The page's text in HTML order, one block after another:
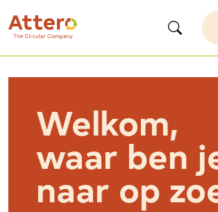
Welkom,
waar ben
naar op